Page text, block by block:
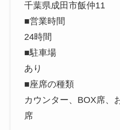
千葉県成田市飯仲11
■営業時間
24時間
■駐車場
あり
■座席の種類
カウンター、BOX席、
席